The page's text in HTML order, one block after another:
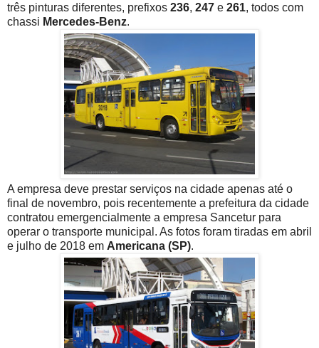
três pinturas diferentes, prefixos 236, 247 e 261, todos com
chassi Mercedes-Benz.
A empresa deve prestar serviços na cidade apenas até o
final de novembro, pois recentemente a prefeitura da cidade
contratou emergencialmente a empresa Sancetur para
operar o transporte municipal. As fotos foram tiradas em abril
e julho de 2018 em Americana (SP).